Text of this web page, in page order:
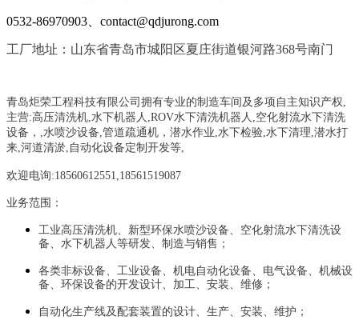
0532-86970903、contact@qdjurong.com
工厂地址：山东省青岛市城阳区夏庄街道银河路368号南门
青岛炬荣工程科技有限公司拥有专业的制造车间及多项自主知识产权,
主营:高压清洗机,水下机器人,ROV水下清洗机器人,空化射流水下清洗
设备， ,水喷沙设备,管道疏通机 ， 潜水作业,水下检验,水下清理,潜水打
来,河道清淤,自动化设备定制开发等,
欢迎电询:18560612551,18561519087
业务范围：
工业高压清洗机、新型环保水喷沙设备、空化射流水下清洗设
备、水下机器人等研发、制造与销售；
各类非标设备、工业设备、机电自动化设备、电气设备、机械设
备、环保设备的开发设计、加工、安装、维修；
自动化生产线及配套装置的设计、生产、安装、维护；